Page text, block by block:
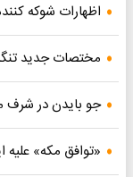
اظهارات شوکه
مختصات جدید
جو بایدن در
«توافق مکه»